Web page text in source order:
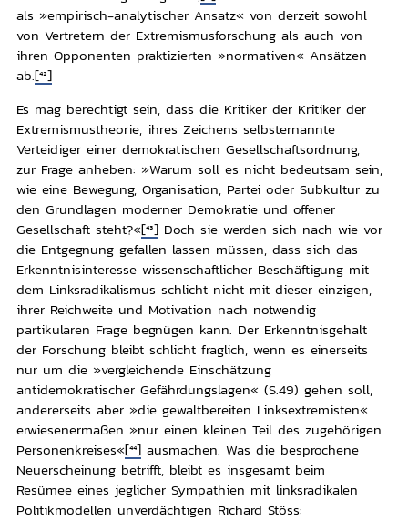
als »empirisch-analytischer Ansatz« von derzeit sowohl
von Vertretern der Extremismusforschung als auch von
ihren Opponenten praktizierten »normativen« Ansätzen
ab.[42]
Es mag berechtigt sein, dass die Kritiker der Kritiker der
Extremismustheorie, ihres Zeichens selbsternannte
Verteidiger einer demokratischen Gesellschaftsordnung,
zur Frage anheben: »Warum soll es nicht bedeutsam sein,
wie eine Bewegung, Organisation, Partei oder Subkultur zu
den Grundlagen moderner Demokratie und offener
Gesellschaft steht?«[43]Doch sie werden sich nach wie vor
die Entgegnung gefallen lassen müssen, dass sich das
Erkenntnisinteresse wissenschaftlicher Beschäftigung mit
dem Linksradikalismus schlicht nicht mit dieser einzigen,
ihrer Reichweite und Motivation nach notwendig
partikularen Frage begnügen kann. Der Erkenntnisgehalt
der Forschung bleibt schlicht fraglich, wenn es einerseits
nur um die »vergleichende Einschätzung
antidemokratischer Gefährdungslagen« (S.49) gehen soll,
andererseits aber »die gewaltbereiten Linksextremisten«
erwiesenermaßen »nur einen kleinen Teil des zugehörigen
Personenkreises«[44]ausmachen. Was die besprochene
Neuerscheinung betrifft, bleibt es insgesamt beim
Resümee eines jeglicher Sympathien mit linksradikalen
Politikmodellen unverdächtigen Richard Stöss: